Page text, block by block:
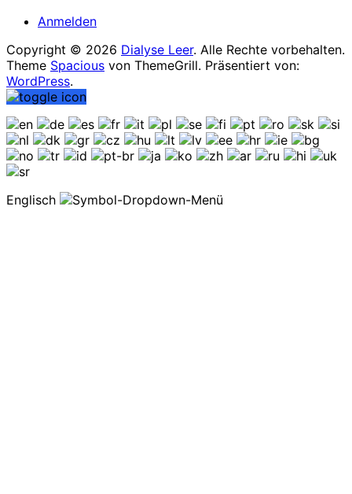
Anmelden
Copyright © 2026 Dialyse Leer. Alle Rechte vorbehalten.
Theme Spacious von ThemeGrill. Präsentiert von:
WordPress.
Englisch